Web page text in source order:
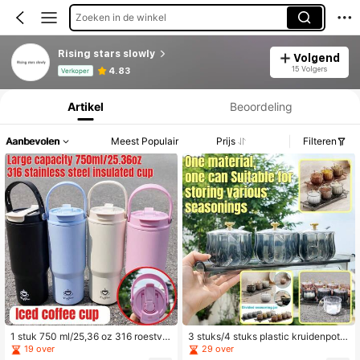
Zoeken in de winkel
Rising stars slowly
Verkoper 4.83
Volgend
15 Volgers
Productinformatie: Prijsopenbaring, Verkoop- en Voorraadgegevens.
Artikel Beoordeling
Aanbevolen Meest Populair Prijs Filteren
1 stuk 750 ml/25,36 oz 316 roestvrij
stalen geïsoleerde beker, auto-bek
19 over
3 stuks/4 stuks plastic kruidenpotte
n met lepels, keuken kruidencontai
29 over